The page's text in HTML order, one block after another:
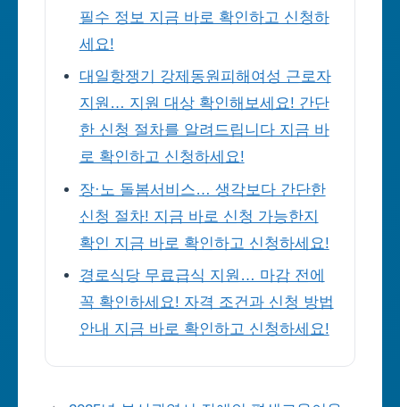
필수 정보 지금 바로 확인하고 신청하
세요!
대일항쟁기 강제동원피해여성 근로자
지원… 지원 대상 확인해보세요! 간단
한 신청 절차를 알려드립니다 지금 바
로 확인하고 신청하세요!
장·노 돌봄서비스… 생각보다 간단한
신청 절차! 지금 바로 신청 가능한지
확인 지금 바로 확인하고 신청하세요!
경로식당 무료급식 지원… 마감 전에
꼭 확인하세요! 자격 조건과 신청 방법
안내 지금 바로 확인하고 신청하세요!